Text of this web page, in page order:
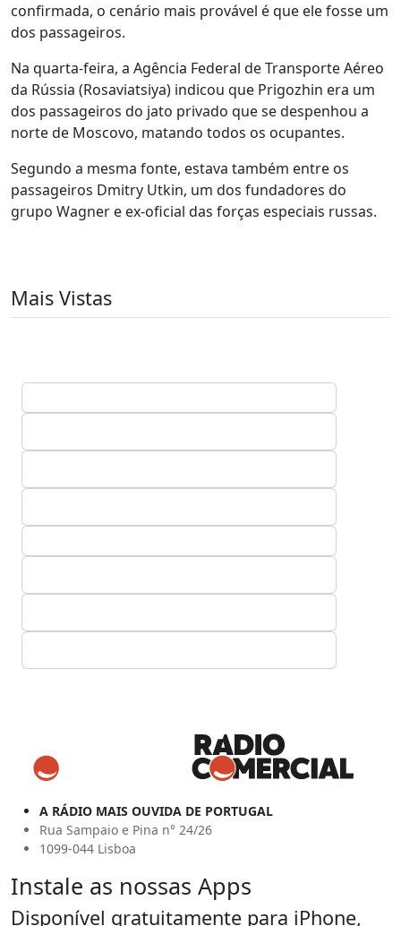
confirmada, o cenário mais provável é que ele fosse um
dos passageiros.
Na quarta-feira, a Agência Federal de Transporte Aéreo
da Rússia (Rosaviatsiya) indicou que Prigozhin era um
dos passageiros do jato privado que se despenhou a
norte de Moscovo, matando todos os ocupantes.
Segundo a mesma fonte, estava também entre os
passageiros Dmitry Utkin, um dos fundadores do
grupo Wagner e ex-oficial das forças especiais russas.
Mais Vistas
A RÁDIO MAIS OUVIDA DE PORTUGAL
Rua Sampaio e Pina n° 24/26
1099-044 Lisboa
Instale as nossas Apps
Disponível gratuitamente para iPhone,